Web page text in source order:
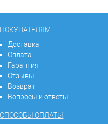
ПОКУПАТЕЛЯМ
Доставка
Оплата
Гарантия
Отзывы
Возврат
Вопросы и ответы
СПОСОБЫ ОПЛАТЫ